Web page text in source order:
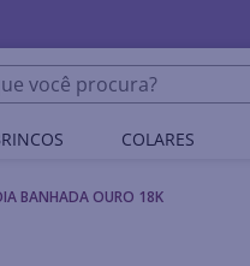
você procura?
COLARES
BANHADA OURO 18K